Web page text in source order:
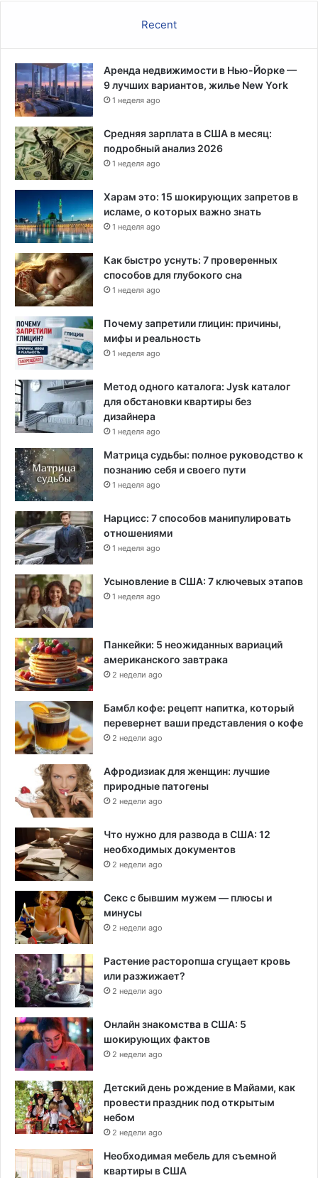
Recent
Аренда недвижимости в Нью-Йорке —
9 лучших вариантов, жилье New York
1 неделя ago
Средняя зарплата в США в месяц:
подробный анализ 2026
1 неделя ago
Харам это: 15 шокирующих запретов в
исламе, о которых важно знать
1 неделя ago
Как быстро уснуть: 7 проверенных
способов для глубокого сна
1 неделя ago
Почему запретили глицин: причины,
мифы и реальность
1 неделя ago
Метод одного каталога: Jysk каталог
для обстановки квартиры без
дизайнера
1 неделя ago
Матрица судьбы: полное руководство к
познанию себя и своего пути
1 неделя ago
Нарцисс: 7 способов манипулировать
отношениями
1 неделя ago
Усыновление в США: 7 ключевых этапов
1 неделя ago
Панкейки: 5 неожиданных вариаций
американского завтрака
2 недели ago
Бамбл кофе: рецепт напитка, который
перевернет ваши представления о кофе
2 недели ago
Афродизиак для женщин: лучшие
природные патогены
2 недели ago
Что нужно для развода в США: 12
необходимых документов
2 недели ago
Секс с бывшим мужем — плюсы и
минусы
2 недели ago
Растение расторопша сгущает кровь
или разжижает?
2 недели ago
Онлайн знакомства в США: 5
шокирующих фактов
2 недели ago
Детский день рождение в Майами, как
провести праздник под открытым
небом
2 недели ago
Необходимая мебель для съемной
квартиры в США